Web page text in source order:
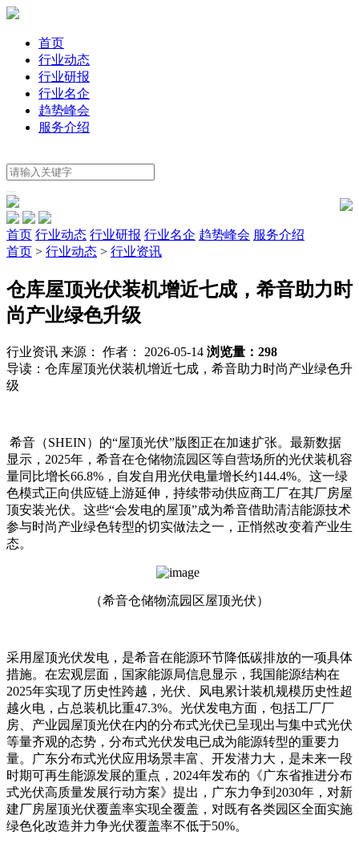
首页
行业动态
行业研报
行业名企
趋势峰会
服务介绍
首页 行业动态 行业研报 行业名企 趋势峰会 服务介绍
首页 > 行业动态 > 行业资讯
仓库屋顶光伏装机增近七成，希音助力时
尚产业绿色升级
行业资讯 来源： 作者： 2026-05-14 浏览量：298
导读： 仓库屋顶光伏装机增近七成，希音助力时尚产业绿色升
级
希音（SHEIN）的“屋顶光伏”版图正在加速扩张。最新数据
显示，2025年，希音在仓储物流园区等自营场所的光伏装机容
量同比增长66.8%，自发自用光伏电量增长约144.4%。这一绿
色模式正向供应链上游延伸，持续带动供应商工厂在其厂房屋
顶安装光伏。这些“会发电的屋顶”成为希音借助清洁能源技术
参与时尚产业绿色转型的切实做法之一，正悄然改变着产业生
态。
（希音仓储物流园区屋顶光伏）
采用屋顶光伏发电，是希音在能源环节降低碳排放的一项具体
措施。在宏观层面，国家能源局信息显示，我国能源结构在
2025年实现了历史性跨越，光伏、风电累计装机规模历史性超
越火电，占总装机比重47.3%。光伏发电方面，包括工厂厂
房、产业园屋顶光伏在内的分布式光伏已呈现出与集中式光伏
等量齐观的态势，分布式光伏发电已成为能源转型的重要力
量。广东分布式光伏应用场景丰富、开发潜力大，是未来一段
时期可再生能源发展的重点，2024年发布的《广东省推进分布
式光伏高质量发展行动方案》提出，广东力争到2030年，对新
建厂房屋顶光伏覆盖率实现全覆盖，对既有各类园区全面实施
绿色化改造并力争光伏覆盖率不低于50%。